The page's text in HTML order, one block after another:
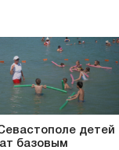
детей
базовым